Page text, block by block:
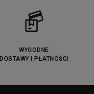
WYGODNE
DOSTAWY I PŁATNOŚCI